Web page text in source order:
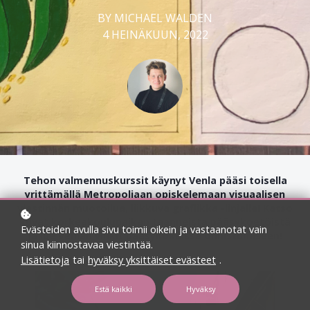
BY MICHAEL WALDEN
4 HEINÄKUUN, 2022
Tehon valmennuskurssit käynyt Venla pääsi toisella
yrittämällä Metropoliaan opiskelemaan visuaalisen
viestinnän muotoilua, liikkuva grafiikka -linjalle! Katso
kuvat korkeakoulupaikan taanneista pääsykoetöistä
ja lue Venlan vinkit pääsykokeissa onnistumiseen!
Evästeiden avulla sivu toimii oikein ja vastaanotat vain
sinua kiinnostavaa viestintää.
Lisätietoja tai hyväksy yksittäiset evästeet .
Estä kaikki Hyväksy